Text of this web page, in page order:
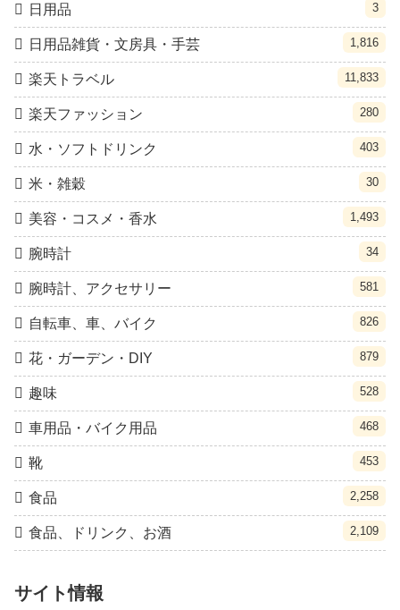
日用品 3
日用品雑貨・文房具・手芸 1,816
楽天トラベル 11,833
楽天ファッション 280
水・ソフトドリンク 403
米・雑穀 30
美容・コスメ・香水 1,493
腕時計 34
腕時計、アクセサリー 581
自転車、車、バイク 826
花・ガーデン・DIY 879
趣味 528
車用品・バイク用品 468
靴 453
食品 2,258
食品、ドリンク、お酒 2,109
サイト情報